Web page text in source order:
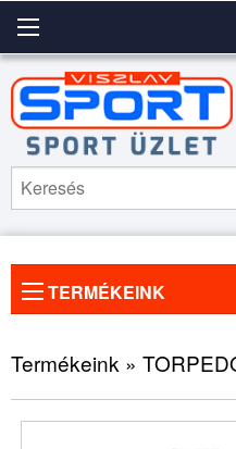
TERMÉKEINK
kép
Termékeink »